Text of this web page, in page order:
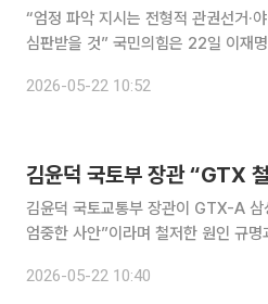
“엄정 파악 지시는 전형적 관권선거·
심판받을 것” 국민의힘은 22일 이재명 대통령이 GTX 삼성역 공사 문제와 관련해 “엄정 파악”을
판했다. 박충권 국민의힘 중앙선
2026-05-22 10:52
김윤덕 국토교통부 장관이 GTX-A
엄중한 사안”이라며 철저한 원인 규명과 시설물 안
점검했다. GTX 삼성역 구간 1㎞
2026-05-22 10:40